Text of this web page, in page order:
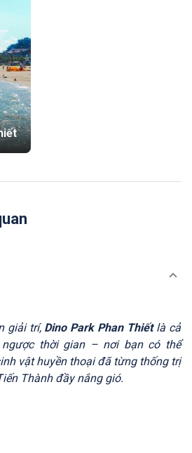
giải trí, Dino Park Phan Thiếtlà cả
thời gian – nơi bạn có thể
vật huyền thoại đã từng thống trị
Thành đầy nắng gió.